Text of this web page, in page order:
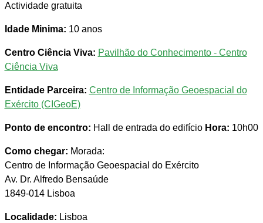
Actividade gratuita
Idade Minima: 10 anos
Centro Ciência Viva: Pavilhão do Conhecimento - Centro
Ciência Viva
Entidade Parceira: Centro de Informação Geoespacial do
Exército (CIGeoE)
Ponto de encontro: Hall de entrada do edifício Hora: 10h00
Como chegar: Morada:
Centro de Informação Geoespacial do Exército
Av. Dr. Alfredo Bensaúde
1849-014 Lisboa
Localidade: Lisboa